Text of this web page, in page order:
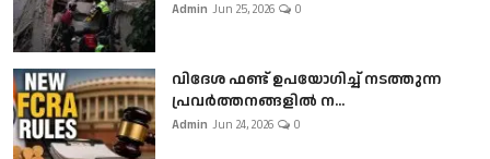
Admin Jun 25, 2026 0
വിദേശ ഫണ്ട് ഉപയോഗിച്ച് നടത്തുന്ന
പ്രവർത്തനങ്ങളിൽ ന...
Admin Jun 24, 2026 0